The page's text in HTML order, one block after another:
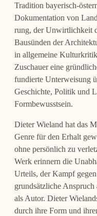
Tradition baye­risch-
Dokumentation von
rung, der Unwirtlichkeit
Bausünden der
in allgemeine
Zuschauer eine
fundierte Unterweisung
Geschichte, Politik und
Formbe­wusstsein.
Dieter Wieland hat das
Genre für den Erhalt
ohne persönlich zu
Werk erinnern die
Urteils, der Kampf
grundsätzliche
als Autor. Dieter
durch ihre Form und